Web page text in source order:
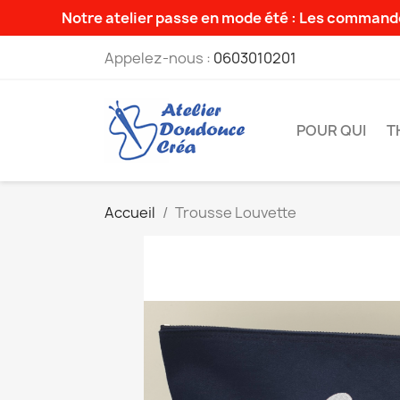
Notre atelier passe en mode été : Les
Appelez-nous : 0603010201
POUR QUI
Accueil Trousse Louvette